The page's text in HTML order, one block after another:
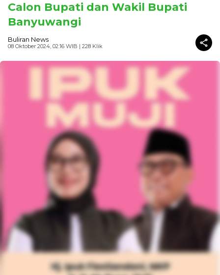
Calon Bupati dan Wakil Bupati
Banyuwangi
Buliran News
08 Oktober 2024, 02:16 WIB | 228 Klik